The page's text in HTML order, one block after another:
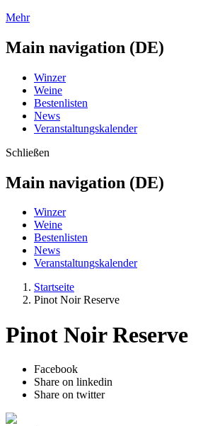
Mehr
Main navigation (DE)
Winzer
Weine
Bestenlisten
News
Veranstaltungskalender
Schließen
Main navigation (DE)
Winzer
Weine
Bestenlisten
News
Veranstaltungskalender
Startseite
Pinot Noir Reserve
Pinot Noir Reserve
Facebook
Share on linkedin
Share on twitter